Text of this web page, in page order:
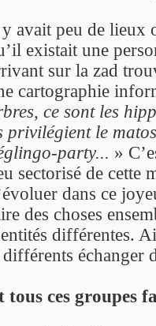
avait peu de lieux
existait une
sur la zad
cartographie
ce sont les
privilégient le
party... »
sectorisé de cette
dans ce
des choses
différentes.
différents échanger
tous ces groupes